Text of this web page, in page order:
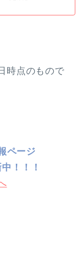
時点のもので
ページ
！！！